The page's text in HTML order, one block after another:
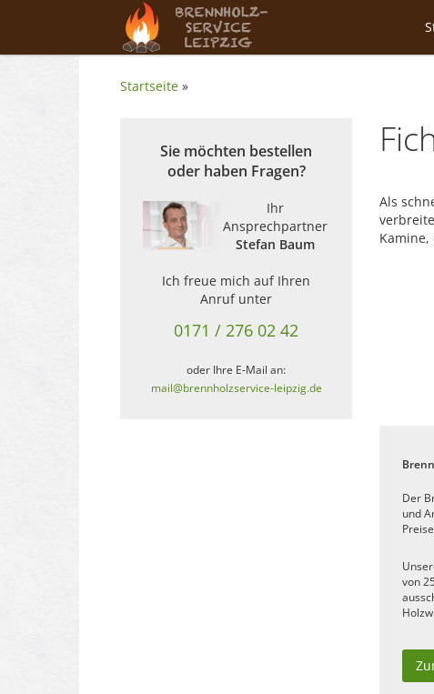
Startseite »
Als
Der
und
von
Sie möchten bestellen
oder haben Fragen?
Ihr
Ansprechpartner
Stefan Baum
Ich freue mich auf Ihren
Anruf unter
0171 / 276 02 42
oder Ihre E-Mail an:
mail@brennholzservice-leipzig.de